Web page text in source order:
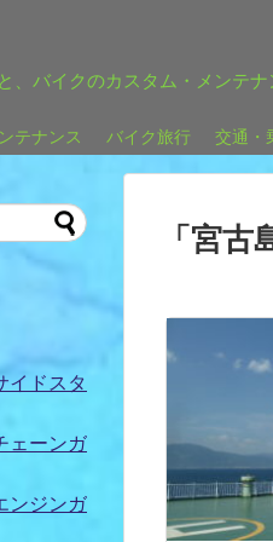
、バイクのカスタム・メンテナ
テナンス バイク旅行 交通・
「 宮古
イドスタ
ェーンガ
ンジンガ